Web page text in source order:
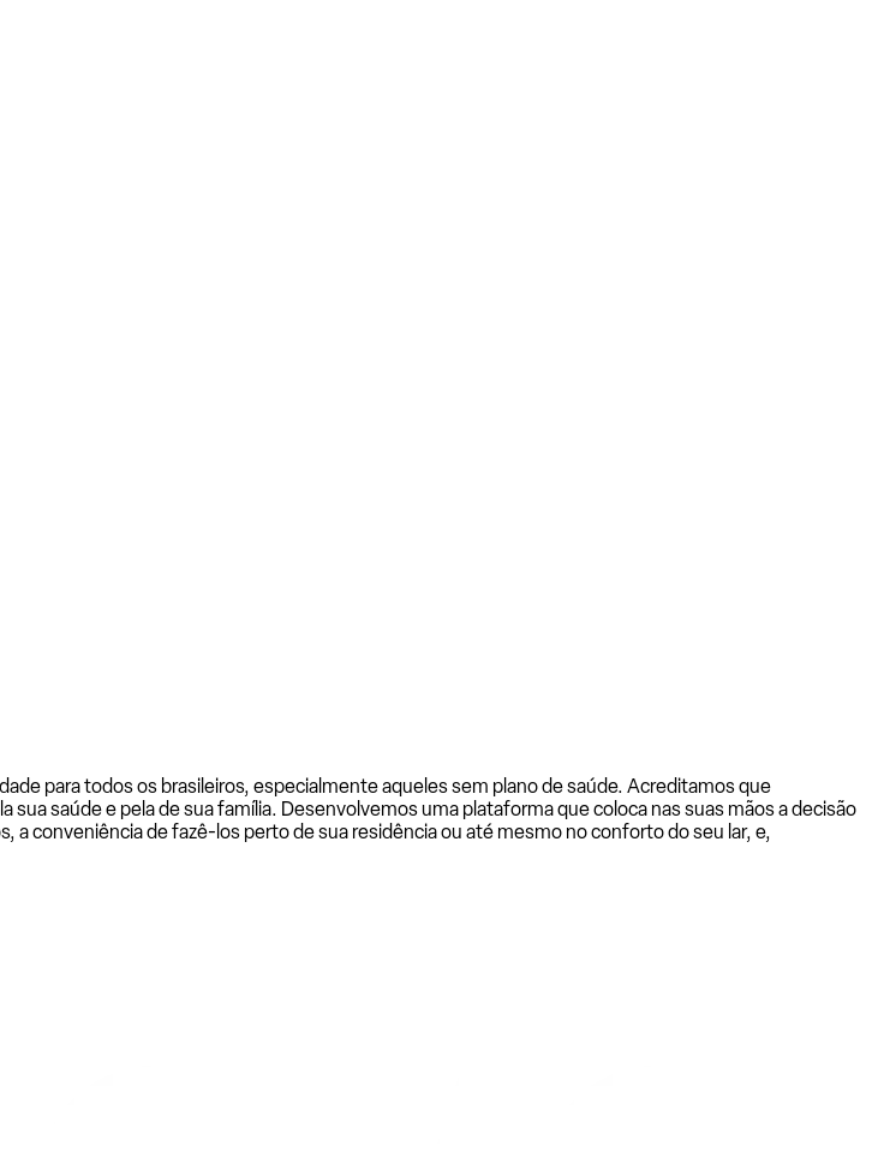
para todos os brasileiros, especialmente aqueles sem plano de saúde. Acreditamos que
saúde e pela de sua família. Desenvolvemos uma plataforma que coloca nas suas mãos a decisão
a conveniência de fazê-los perto de sua residência ou até mesmo no conforto do seu lar, e,